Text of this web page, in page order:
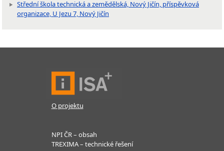
Střední škola technická a zemědělská, Nový Jičín, příspěvková
organizace, U Jezu 7, Nový Jičín
O projektu
NPI ČR – obsah
TREXIMA – technické řešení